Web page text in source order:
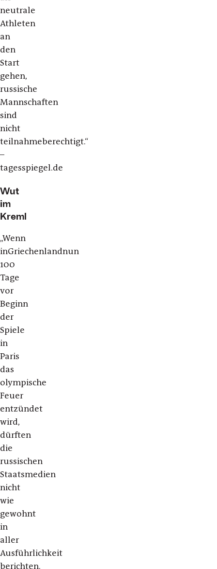
neutrale
Athleten
an
den
Start
gehen,
russische
Mannschaften
sind
nicht
teilnahmeberechtigt.“
–
tagesspiegel.de
Wut
im
Kreml
„Wenn
inGriechenlandnun
100
Tage
vor
Beginn
der
Spiele
in
Paris
das
olympische
Feuer
entzündet
wird,
dürften
die
russischen
Staatsmedien
nicht
wie
gewohnt
in
aller
Ausführlichkeit
berichten.